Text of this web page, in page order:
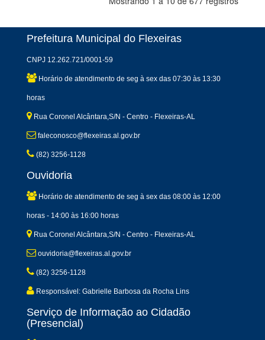
Prefeitura Municipal do Flexeiras
CNPJ 12.262.721/0001-59
Horário de atendimento de seg à sex das 07:30 às 13:30
horas
Rua Coronel Alcântara,S/N - Centro - Flexeiras-AL
faleconosco@flexeiras.al.gov.br
(82) 3256-1128
Ouvidoria
Horário de atendimento de seg à sex das 08:00 às 12:00
horas - 14:00 às 16:00 horas
Rua Coronel Alcântara,S/N - Centro - Flexeiras-AL
ouvidoria@flexeiras.al.gov.br
(82) 3256-1128
Responsável: Gabrielle Barbosa da Rocha Lins
Serviço de Informação ao Cidadão
(Presencial)